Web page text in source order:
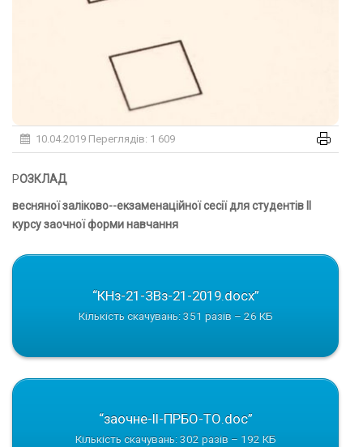
10.04.2019 Переглядів: 1 609
весняної заліково--екзаменаційної сесії для студентів IІ
курсу заочної форми навчання
“КНз-21-ЗВз-21-2019.docx”
Кількість скачувань: 351 разів – 26 КБ
“заочне-ІІ-ПРБО-ТО.doc”
Кількість скачувань: 302 разів – 192 КБ